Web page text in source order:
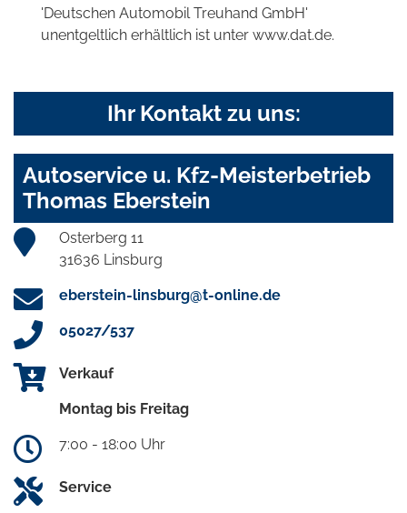
'Deutschen Automobil Treuhand GmbH'
unentgeltlich erhältlich ist unter www.dat.de.
Ihr Kontakt zu uns:
Autoservice u. Kfz-Meisterbetrieb
Thomas Eberstein
Osterberg 11
31636 Linsburg
eberstein-linsburg@t-online.de
05027/537
Verkauf
Montag bis Freitag
7:00 - 18:00 Uhr
Service